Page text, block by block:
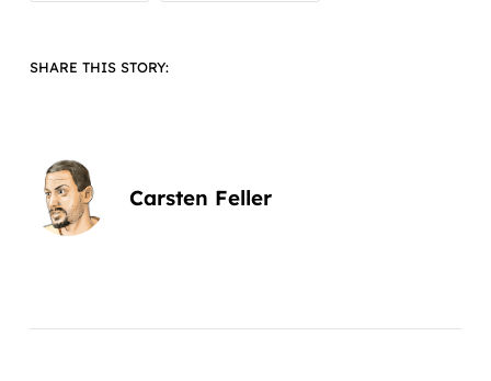
SHARE THIS STORY:
Carsten Feller